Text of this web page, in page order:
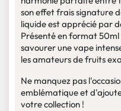
son effet frais signature
liquide est apprécié par
Présenté en format
savourer une vape
les amateurs de fruits
Ne manquez pas
emblématique et
votre collection !